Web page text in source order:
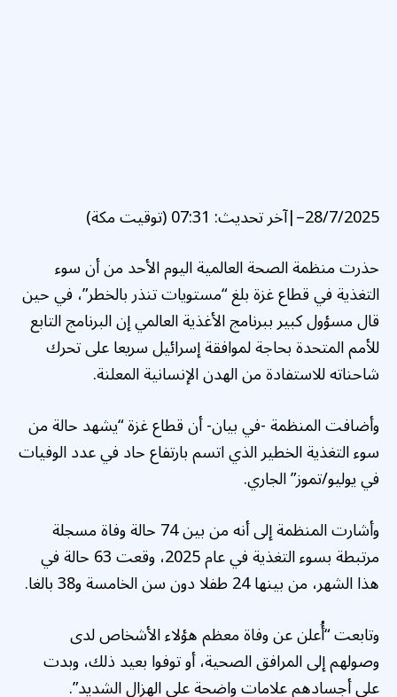
28/7/2025
–
|آخر تحديث: 07:31 (توقيت مكة)
حذرت منظمة الصحة العالمية اليوم الأحد من أن سوء
التغذية في قطاع غزة بلغ “مستويات تنذر بالخطر”، في حين
قال مسؤول كبير ببرنامج الأغذية العالمي إن البرنامج التابع
للأمم المتحدة بحاجة لموافقة إسرائيل سريعا على تحرك
شاحناته للاستفادة من الهدن الإنسانية المعلنة.
وأضافت المنظمة -في بيان- أن قطاع غزة “يشهد حالة من
سوء التغذية الخطير الذي اتسم بارتفاع حاد في عدد الوفيات
في يوليو/تموز” الجاري.
وأشارت المنظمة إلى أنه من بين 74 حالة وفاة مسجلة
مرتبطة بسوء التغذية في عام 2025، وقعت 63 حالة في
هذا الشهر، من بينها 24 طفلا دون سن الخامسة و38 بالغا.
وتابعت “أُعلن عن وفاة معظم هؤلاء الأشخاص لدى
وصولهم إلى المرافق الصحية، أو توفوا بعيد ذلك، وبدت
على أجسادهم علامات واضحة على الهزال الشديد”.